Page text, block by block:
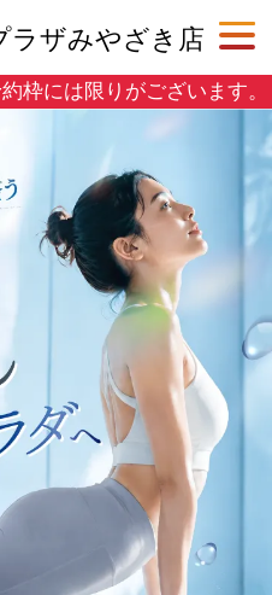
ラザみやざき店
枠には限りがございます。